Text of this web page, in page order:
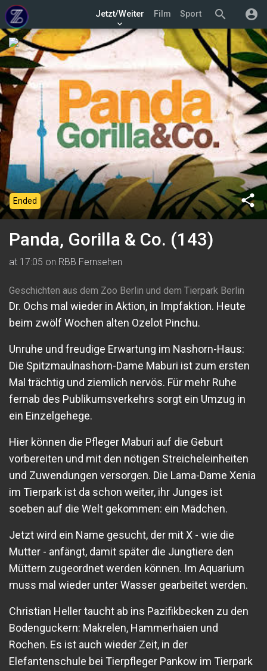
search account_circle
Jetzt/Weiter
keyboard_arrow_down
Film Sport
share
Ended
Panda, Gorilla & Co. (143)
at 17:05 on RBB Fernsehen
Geschichten aus dem Zoo Berlin und dem Tierpark Berlin
Dr. Ochs mal wieder in Aktion, in Impfaktion. Heute
beim zwölf Wochen alten Ozelot Pinchu.
Unruhe und freudige Erwartung im Nashorn-Haus:
Die Spitzmaulnashorn-Dame Maburi ist zum ersten
Mal trächtig und ziemlich nervös. Für mehr Ruhe
fernab des Publikumsverkehrs sorgt ein Umzug in
ein Einzelgehege.
Hier können die Pfleger Maburi auf die Geburt
vorbereiten und mit den nötigen Streicheleinheiten
und Zuwendungen versorgen. Die Lama-Dame Xenia
im Tierpark ist da schon weiter, ihr Junges ist
soeben auf die Welt gekommen: ein Mädchen.
Jetzt wird ein Name gesucht, der mit X - wie die
Mutter - anfängt, damit später die Jungtiere den
Müttern zugeordnet werden können. Im Aquarium
muss mal wieder unter Wasser gearbeitet werden.
Christian Heller taucht ab ins Pazifikbecken zu den
Bodenguckern: Makrelen, Hammerhaien und
Rochen. Es ist auch wieder Zeit, in der
Elefantenschule bei Tierpfleger Pankow im Tierpark